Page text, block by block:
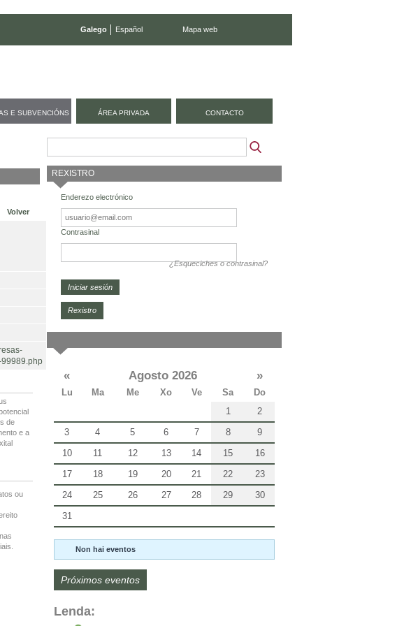
Galego Español Mapa web
E SUBVENCIÓNS ÁREA PRIVADA CONTACTO
Volver
de
e a
ou
REXISTRO
Enderezo electrónico
Contrasinal
¿Esqueciches o contrasinal?
Rexistro
« Agosto 2026 »
Lu Ma Me Xo Ve Sa
Do
1
2
3
4 5 6 7 8
9
10
11 12 13 14 15
16
17
18 19 20 21 22
23
24
25 26 27 28 29
30
31
Non hai eventos
Próximos eventos
Lenda: